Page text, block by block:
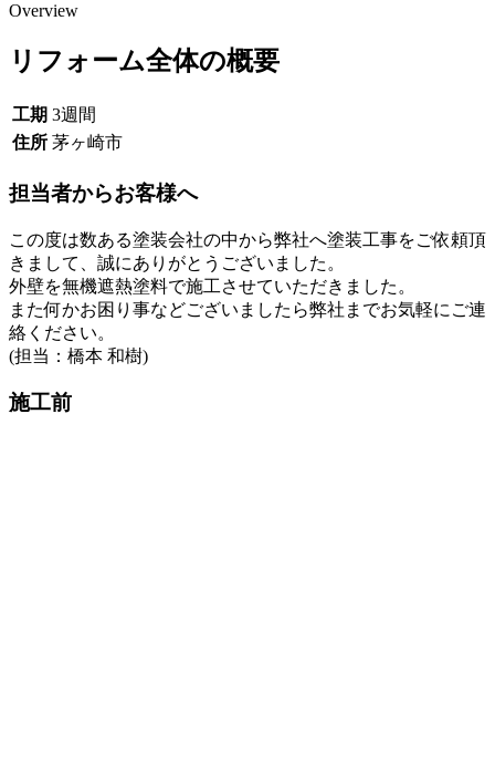
Overview
リフォーム全体の概要
工期 3週間
住所 茅ヶ崎市
担当者からお客様へ
この度は数ある塗装会社の中から弊社へ塗装工事をご依頼頂
きまして、誠にありがとうございました。
外壁を無機遮熱塗料で施工させていただきました。
また何かお困り事などございましたら弊社までお気軽にご連
絡ください。
(担当：橋本 和樹)
施工前